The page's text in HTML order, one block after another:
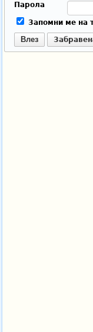
Парола
Запомни ме на
Влез